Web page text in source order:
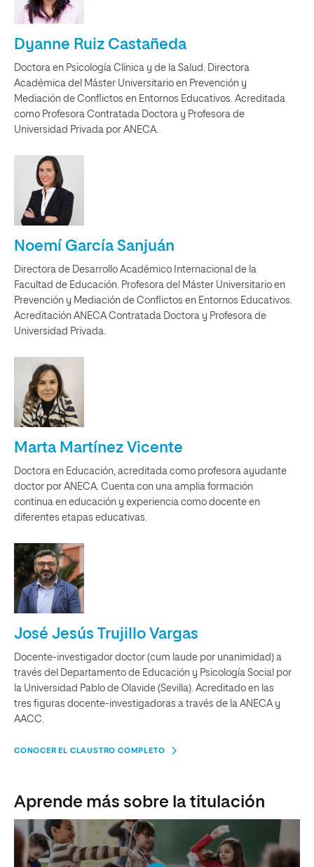
Dyanne Ruiz Castañeda
Doctora en Psicología Clínica y de la Salud. Directora
Académica del Máster Universitario en Prevención y
Mediación de Conflictos en Entornos Educativos. Acreditada
como Profesora Contratada Doctora y Profesora de
Universidad Privada por ANECA.
Noemí García Sanjuán
Directora de Desarrollo Académico Internacional de la
Facultad de Educación. Profesora del Máster Universitario en
Prevención y Mediación de Conflictos en Entornos Educativos.
Acreditación ANECA Contratada Doctora y Profesora de
Universidad Privada.
Marta Martínez Vicente
Doctora en Educación, acreditada como profesora ayudante
doctor por ANECA. Cuenta con una amplia formación
continua en educación y experiencia como docente en
diferentes etapas educativas.
José Jesús Trujillo Vargas
Docente-investigador doctor (cum laude por unanimidad) a
través del Departamento de Educación y Psicología Social por
la Universidad Pablo de Olavide (Sevilla). Acreditado en las
tres figuras docente-investigadoras a través de la ANECA y
AACC.
CONOCER EL CLAUSTRO COMPLETO
Aprende más sobre la titulación